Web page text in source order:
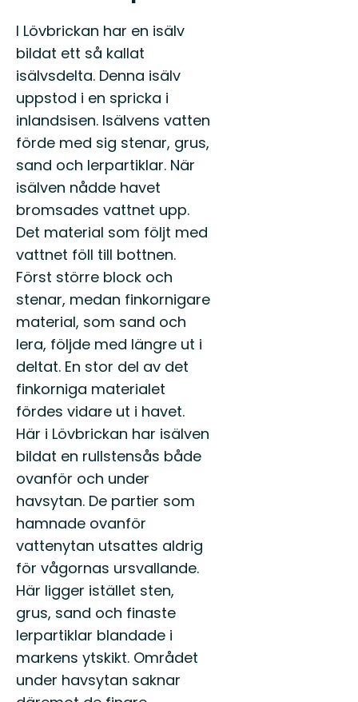
I Lövbrickan har en isälv
bildat ett så kallat
isälvsdelta. Denna isälv
uppstod i en spricka i
inlandsisen. Isälvens vatten
förde med sig stenar, grus,
sand och lerpartiklar. När
isälven nådde havet
bromsades vattnet upp.
Det material som följt med
vattnet föll till bottnen.
Först större block och
stenar, medan finkornigare
material, som sand och
lera, följde med längre ut i
deltat. En stor del av det
finkorniga materialet
fördes vidare ut i havet.
Här i Lövbrickan har isälven
bildat en rullstensås både
ovanför och under
havsytan. De partier som
hamnade ovanför
vattenytan utsattes aldrig
för vågornas ursvallande.
Här ligger istället sten,
grus, sand och finaste
lerpartiklar blandade i
markens ytskikt. Området
under havsytan saknar